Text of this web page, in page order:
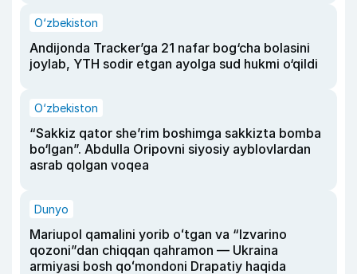
O‘zbekiston
Andijonda Tracker’ga 21 nafar bog‘cha bolasini
joylab, YTH sodir etgan ayolga sud hukmi o‘qildi
O‘zbekiston
“Sakkiz qator she’rim boshimga sakkizta bomba
bo‘lgan”. Abdulla Oripovni siyosiy ayblovlardan
asrab qolgan voqea
Dunyo
Mariupol qamalini yorib oʻtgan va “Izvarino
qozoni”dan chiqqan qahramon — Ukraina
armiyasi bosh qoʻmondoni Drapatiy haqida